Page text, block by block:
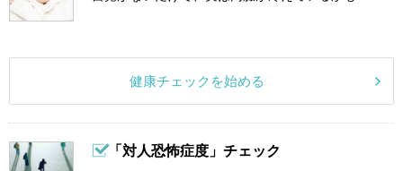
健康チェックを始める
「対人恐怖症度」チェック